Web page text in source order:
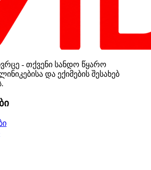
- თქვენი სანდო წყარო
და ექიმების შესახებ